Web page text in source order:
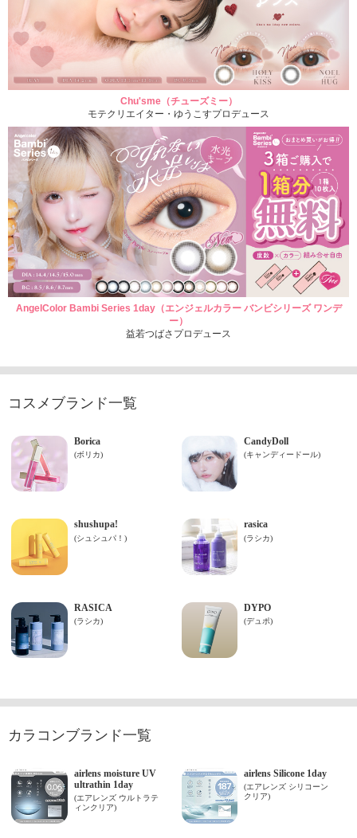
Chu'sme（チューズミー）
モテクリエイター・ゆうこすプロデュース
AngelColor Bambi Series 1day（エンジェルカラー バンビシリーズ ワンデ
ー）
益若つばさプロデュース
コスメブランド一覧
カラコンブランド一覧